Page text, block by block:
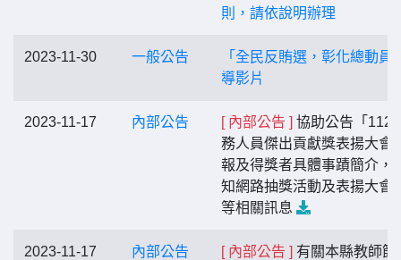
則，請依說明辦理
2023-11-30 一般公告
「全民反賄選，彰化總動員
導影片
2023-11-17 內部公告 [ 內部公告 ] 協助公告「112
務人員傑出貢獻獎表揚大會
報及得獎者具體事蹟簡介，
知網路抽獎活動及表揚大會
等相關訊息
2023-11-17 內部公告 [ 內部公告 ] 有關本縣教師節